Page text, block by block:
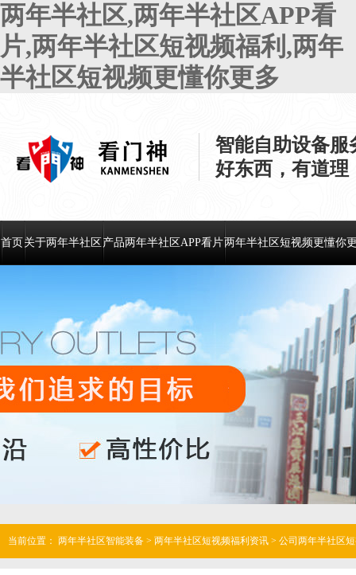
两年半社区,两年半社区APP看
片,两年半社区短视频福利,两年
半社区短视频更懂你更多
智能自助设备服
好东西，有道理
首页关于两年半社区 产品两年半社区APP看片两年半社区短视频更懂你
当前位置： 两年半社区智能装备 > 两年半社区短视频福利资讯 > 公司两年半社区